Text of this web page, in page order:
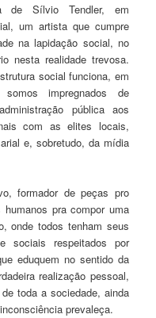
de Sílvio Tendler, em
um artista que cumpre
na lapidação social, no
nesta realidade trevosa.
social funciona, em
somos impregnados de
pública aos
com as elites locais,
e, sobretudo, da mídia
formador de peças pro
pra compor uma
onde todos tenham seus
sociais respeitados por
eduquem no sentido da
realização pessoal,
toda a sociedade, ainda
prevaleça.